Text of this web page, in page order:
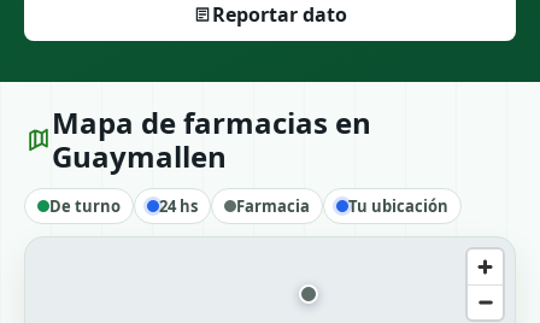
Reportar dato
Mapa de farmacias en
Guaymallen
De turno 24 hs Farmacia Tu ubicación